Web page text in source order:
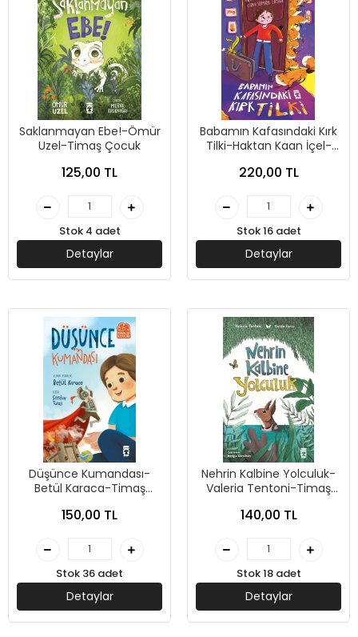
Saklanmayan Ebe!-Ömür
Uzel-Timaş Çocuk
125,00 TL
Stok 4 adet
Detaylar
Babamın Kafasındaki Kırk
Tilki-Haktan Kaan İçel-
220,00 TL
Stok 16 adet
Detaylar
Düşünce Kumandası-
Betül Karaca-Timaş
150,00 TL
Stok 36 adet
Detaylar
Nehrin Kalbine Yolculuk-
Valeria Tentoni-Timaş
140,00 TL
Stok 18 adet
Detaylar